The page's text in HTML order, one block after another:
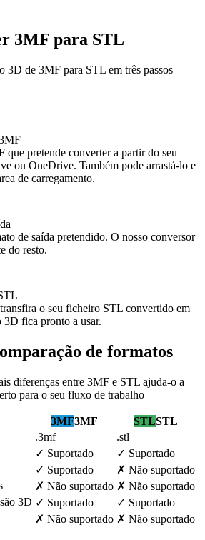
3MF para STL
3D de 3MF para STL em três passos
que pretende converter a partir do seu
ou OneDrive. Também pode arrastá-lo e
de carregamento.
de saída pretendido. O nosso conversor
do resto.
o seu ficheiro STL convertido em
3D fica pronto a usar.
de formatos
diferenças entre 3MF e STL ajuda-o a
para o seu fluxo de trabalho
3MF3MF STLSTL
.3mf
.stl
✓ Suportado ✓ Suportado
✓ Suportado ✗ Não suportado
✗ Não suportado ✗ Não suportado
3D ✓ Suportado ✓ Suportado
✗ Não suportado ✗ Não suportado